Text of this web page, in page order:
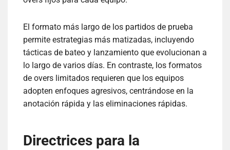
El formato más largo de los partidos de prueba
permite estrategias más matizadas, incluyendo
tácticas de bateo y lanzamiento que evolucionan a
lo largo de varios días. En contraste, los formatos
de overs limitados requieren que los equipos
adopten enfoques agresivos, centrándose en la
anotación rápida y las eliminaciones rápidas.
Directrices para la